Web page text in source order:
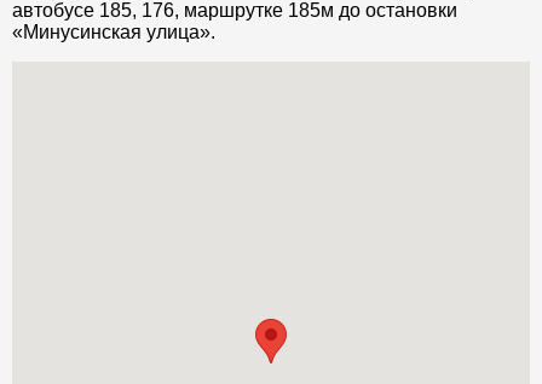
автобусе 185, 176, маршрутке 185м до остановки
«Минусинская улица».